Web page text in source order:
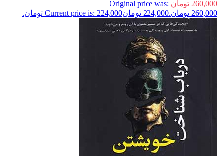
260,000 تومان Original price was:
260,000 تومان.
224,000 تومانCurrent price is: 224,000 تومان.